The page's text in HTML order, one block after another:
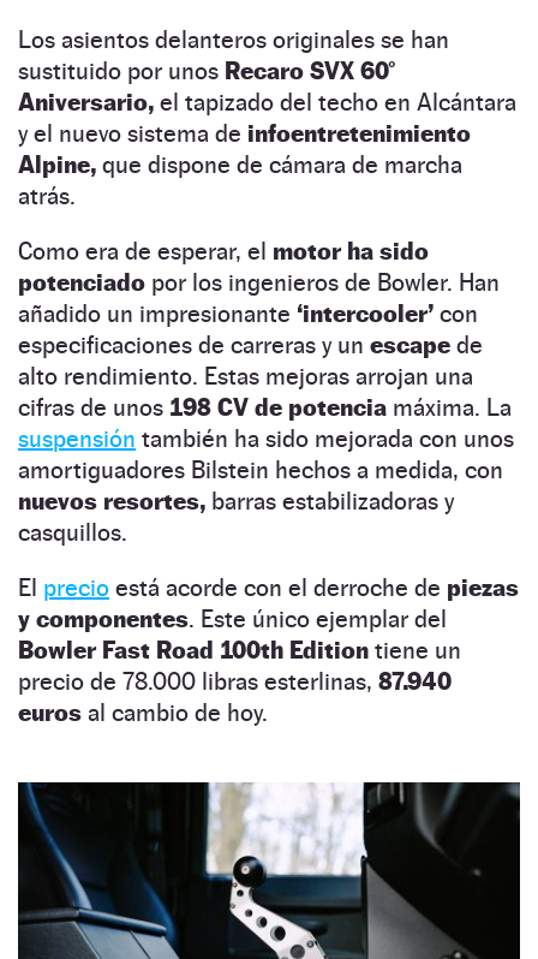
Los asientos delanteros originales se han
sustituido por unos Recaro SVX 60°
Aniversario, el tapizado del techo en Alcántara
y el nuevo sistema de infoentretenimiento
Alpine, que dispone de cámara de marcha
atrás.
Como era de esperar, el motor ha sido
potenciado por los ingenieros de Bowler. Han
añadido un impresionante ‘intercooler’ con
especificaciones de carreras y un escape de
alto rendimiento. Estas mejoras arrojan una
cifras de unos 198 CV de potencia máxima. La
suspensión también ha sido mejorada con unos
amortiguadores Bilstein hechos a medida, con
nuevos resortes, barras estabilizadoras y
casquillos.
El precio está acorde con el derroche de piezas
y componentes. Este único ejemplar del
Bowler Fast Road 100th Edition tiene un
precio de 78.000 libras esterlinas, 87.940
euros al cambio de hoy.